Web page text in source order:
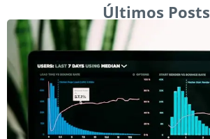
Últimos Posts